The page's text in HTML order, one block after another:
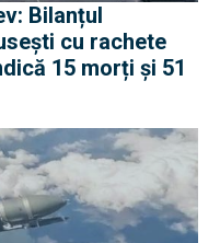
Bilanțul
cu rachete
15 morți și 51